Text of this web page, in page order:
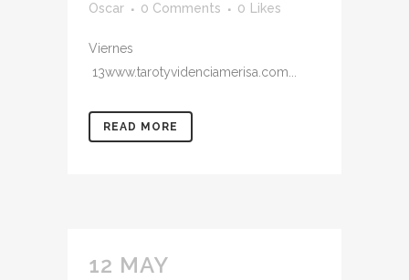
Oscar
0 Comments 0 Likes
Viernes
13www.tarotyvidenciamerisa.com...
READ MORE
12 MAY